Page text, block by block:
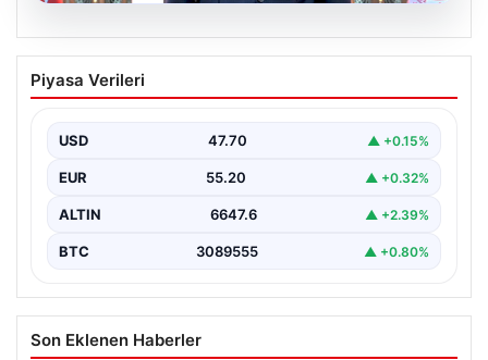
06.08.2026
Bakan Gürlek’ten Çerçeve Yasa
Açıklaması: Hukuk Devleti İlkeleri
Adalet Bakanı Akın Gürlek, Türkiye'nin terörden
yeni çerçeve…
Piyasa Verileri
USD 47.70 ▲ +0.15%
EUR 55.20 ▲ +0.32%
ALTIN 6647.6 ▲ +2.39%
BTC 3089555 ▲ +0.80%
Son Eklenen Haberler